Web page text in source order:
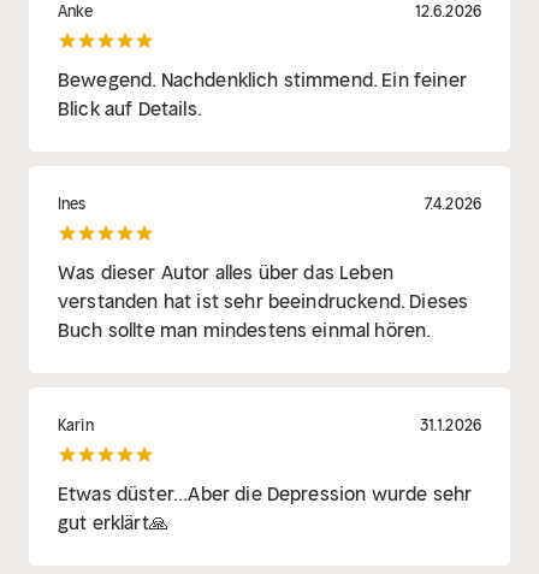
Anke 12.6.2026
Bewegend. Nachdenklich stimmend. Ein feiner
Blick auf Details.
Ines 7.4.2026
Was dieser Autor alles über das Leben
verstanden hat ist sehr beeindruckend. Dieses
Buch sollte man mindestens einmal hören.
Karin 31.1.2026
Etwas düster...Aber die Depression wurde sehr
gut erklärt🙏